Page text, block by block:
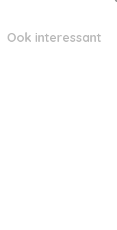
Ook interessant